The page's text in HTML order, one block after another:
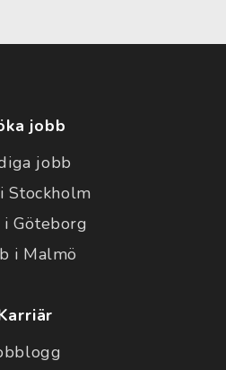
jobb
jobb
Stockholm
i Göteborg
i Malmö